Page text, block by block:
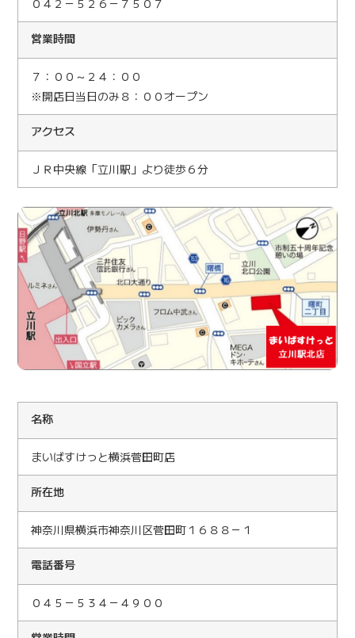
０４２－５２６－７５０７
営業時間
７：００～２４：００
※開店日当日のみ８：００オープン
アクセス
ＪＲ中央線「立川駅」より徒歩６分
名称
まいばすけっと横浜菅田町店
所在地
神奈川県横浜市神奈川区菅田町１６８８－１
電話番号
０４５－５３４－４９００